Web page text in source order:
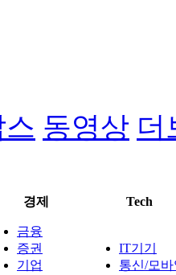
동영상 더
경제 Tech
금융
증권
기업
IT기기
통신/모